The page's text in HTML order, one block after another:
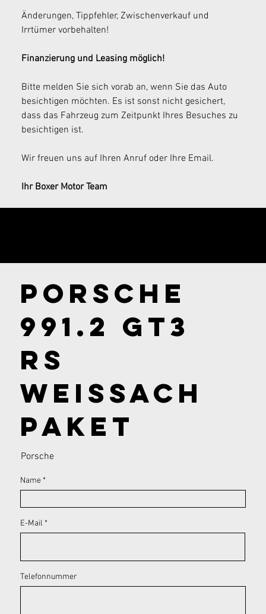
Änderungen, Tippfehler, Zwischenverkauf und
Irrtümer vorbehalten!
Finanzierung und Leasing möglich!
Bitte melden Sie sich vorab an, wenn Sie das Auto
besichtigen möchten. Es ist sonst nicht gesichert,
dass das Fahrzeug zum Zeitpunkt Ihres Besuches zu
besichtigen ist.
Wir freuen uns auf Ihren Anruf oder Ihre Email.
Ihr Boxer Motor Team
Porsche
991.2 GT3
RS
Weissach
Paket
Porsche
Name
E-Mail
Telefonnummer